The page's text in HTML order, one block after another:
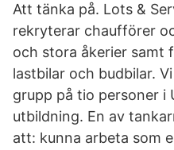
Att tänka på. Lots &
rekryterar chaufförer
och stora åkerier samt
lastbilar och budbilar.
grupp på tio personer i
utbildning. En av
att: kunna arbeta som